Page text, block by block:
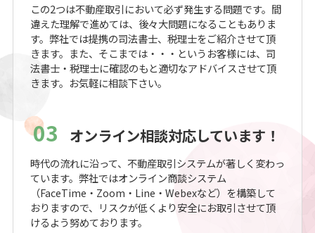
この2つは不動産取引において必ず発生する問題です。間
違えた理解で進めては、後々大問題になることもありま
す。弊社では提携の司法書士、税理士をご紹介させて頂
きます。また、そこまでは・・・というお客様には、司
法書士・税理士に確認のもと適切なアドバイスさせて頂
きます。お気軽に相談下さい。
03 オンライン相談対応しています！
時代の流れに沿って、不動産取引システムが著しく変わっ
ています。弊社ではオンライン商談システム
（FaceTime・Zoom・Line・Webexなど）を構築して
おりますので、リスクが低くより安全にお取引させて頂
けるよう努めております。